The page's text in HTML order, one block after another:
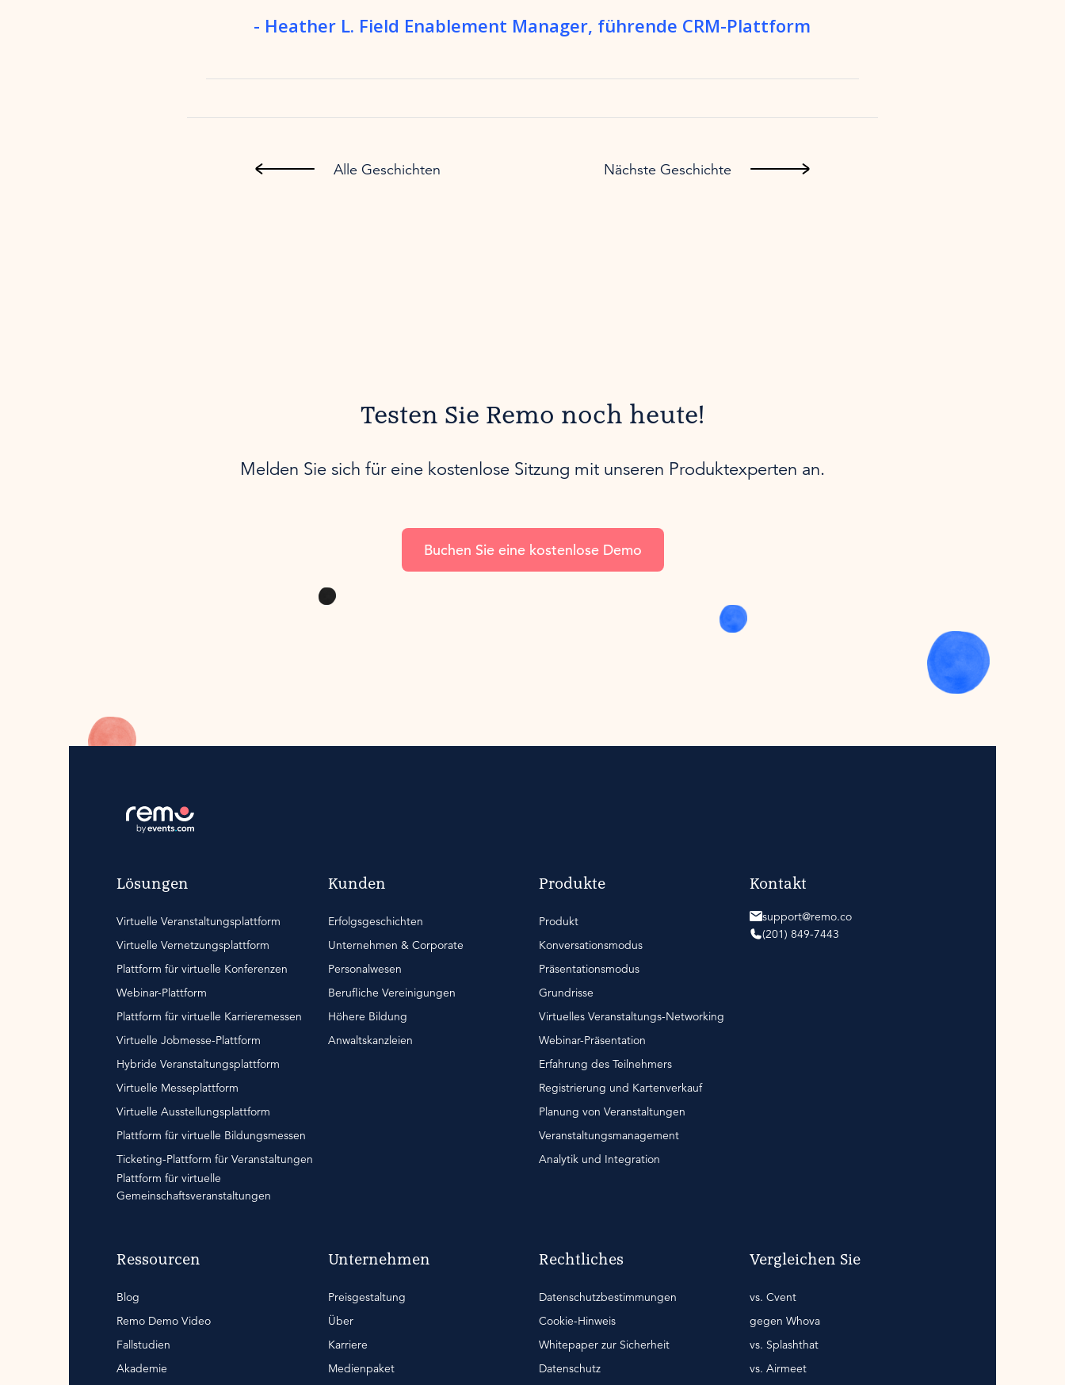
- Heather L. Field Enablement Manager, führende CRM-Plattform
Alle Geschichten Nächste Geschichte
Testen Sie Remo noch heute!
Melden Sie sich für eine kostenlose Sitzung mit unseren Produktexperten an.
Buchen Sie eine kostenlose Demo
Lösungen
Virtuelle Veranstaltungsplattform
Virtuelle Vernetzungsplattform
Plattform für virtuelle Konferenzen
Webinar-Plattform
Plattform für virtuelle Karrieremessen
Virtuelle Jobmesse-Plattform
Hybride Veranstaltungsplattform
Virtuelle Messeplattform
Virtuelle Ausstellungsplattform
Plattform für virtuelle Bildungsmessen
Ticketing-Plattform für Veranstaltungen
Plattform für virtuelle
Gemeinschaftsveranstaltungen
Kunden
Erfolgsgeschichten
Unternehmen & Corporate
Personalwesen
Berufliche Vereinigungen
Höhere Bildung
Anwaltskanzleien
Produkte
Produkt
Konversationsmodus
Präsentationsmodus
Grundrisse
Virtuelles Veranstaltungs-Networking
Webinar-Präsentation
Erfahrung des Teilnehmers
Registrierung und Kartenverkauf
Planung von Veranstaltungen
Veranstaltungsmanagement
Analytik und Integration
Kontakt
support@remo.co
(201) 849-7443
Ressourcen
Blog
Remo Demo Video
Fallstudien
Akademie
Unternehmen
Preisgestaltung
Über
Karriere
Medienpaket
Rechtliches
Datenschutzbestimmungen
Cookie-Hinweis
Whitepaper zur Sicherheit
Datenschutz
Vergleichen Sie
vs. Cvent
gegen Whova
vs. Splashthat
vs. Airmeet